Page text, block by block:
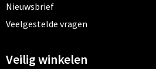
Nieuwsbrief
Veelgestelde vragen
Veilig winkelen